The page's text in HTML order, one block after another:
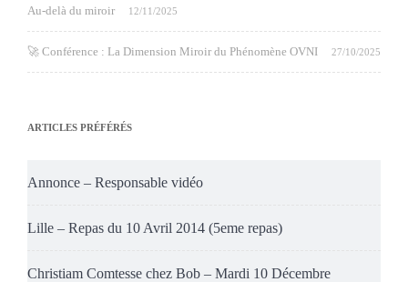
Au-delà du miroir
12/11/2025
🚀 Conférence : La Dimension Miroir du Phénomène OVNI 27/10/2025
ARTICLES PRÉFÉRÉS
Annonce – Responsable vidéo
Lille – Repas du 10 Avril 2014 (5eme repas)
Christiam Comtesse chez Bob – Mardi 10 Décembre